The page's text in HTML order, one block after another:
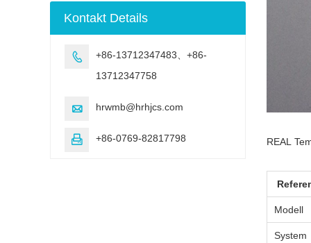
REAL
Modell
System
Bewitterung
Testmaschine
Kontakt Details

+86-13712347483、+86-
13712347758
 hrwmb@hrhjcs.com
 +86-0769-82817798